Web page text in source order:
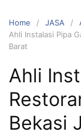
Home JASA
Ahli Instalasi Pipa
Barat
Ahli
Bekasi